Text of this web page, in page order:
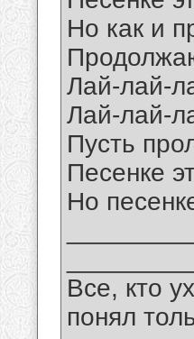
Но как и
Лай-лай-
Лай-лай-
Пусть
Песенке
Но
Все, кто
понял